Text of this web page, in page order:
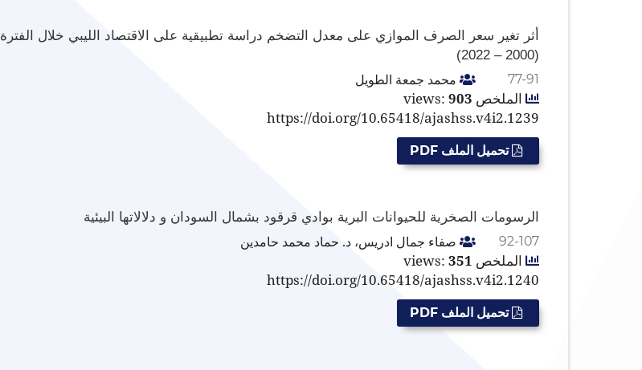
أثر تغير سعر الصرف الموازي على معدل التضخم دراسة تطبيقية على الاقتصاد الليبي خلال الفترة
(2000 – 2022)
محمد جمعة الطويل 77-91
الملخص views: 903
https://doi.org/10.65418/ajashss.v4i2.1239
تحميل الملف PDF
الرسومات الصخرية للحيوانات البرية بوادي قرقود بشمال السودان و دلالاتها البيئية
صفاء جمال ادريس، د. حماد محمد حامدين 92-107
الملخص views: 351
https://doi.org/10.65418/ajashss.v4i2.1240
تحميل الملف PDF